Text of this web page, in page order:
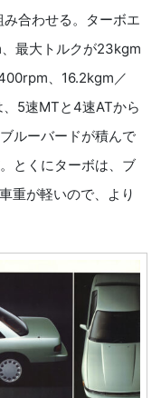
み合わせる。ターボエ
最大トルクが23kgm
、16.2kgm／
5速MTと4速ATから
ルーバードが積んで
とくにターボは、ブ
重が軽いので、より